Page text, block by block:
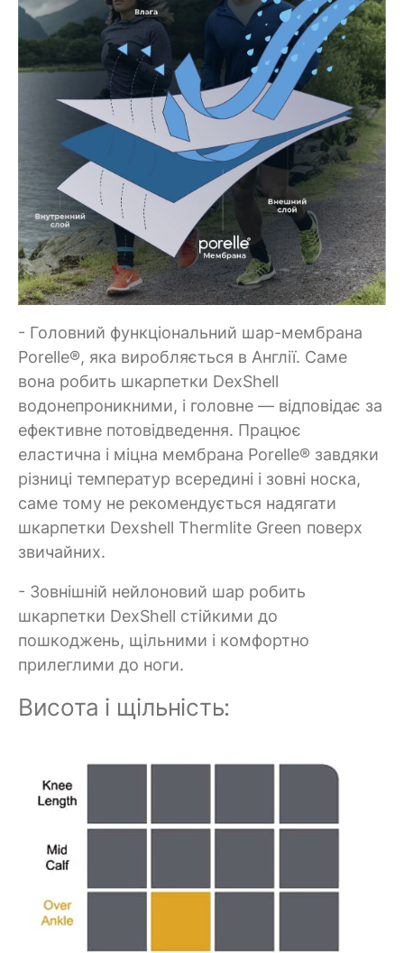
- Головний функціональний шар-мембрана
Porelle®, яка виробляється в Англії. Саме
вона робить шкарпетки DexShell
водонепроникними, і головне — відповідає за
ефективне потовідведення. Працює
еластична і міцна мембрана Porelle® завдяки
різниці температур всередині і зовні носка,
саме тому не рекомендується надягати
шкарпетки Dexshell Thermlite Green поверх
звичайних.
- Зовнішній нейлоновий шар робить
шкарпетки DexShell стійкими до
пошкоджень, щільними і комфортно
прилеглими до ноги.
Висота і щільність: